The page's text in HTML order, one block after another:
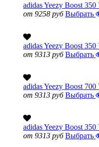
adidas Yeezy Boost
от 9258 руб Выбрать
adidas Yeezy Boost
от 9313 руб Выбрать
adidas Yeezy Boost
от 9313 руб Выбрать
adidas Yeezy Boost
от 9313 руб Выбрать